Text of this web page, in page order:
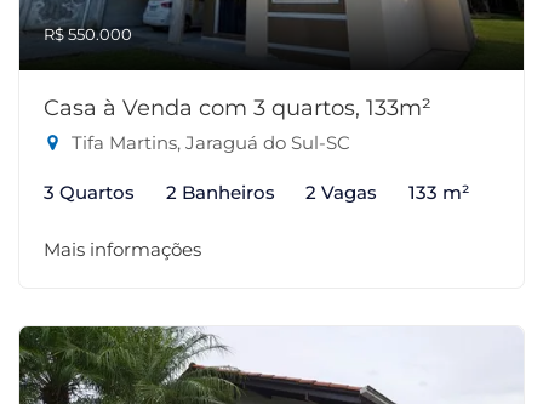
R$ 550.000
Casa à Venda com 3 quartos, 133m²
Tifa Martins, Jaraguá do Sul-SC
3 Quartos 2 Banheiros 2 Vagas 133 m²
Mais informações